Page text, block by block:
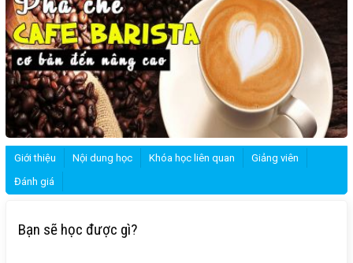
Giới thiệu Nội dung học Khóa học liên quan
Giảng viên
Đánh giá
Bạn sẽ học được gì?